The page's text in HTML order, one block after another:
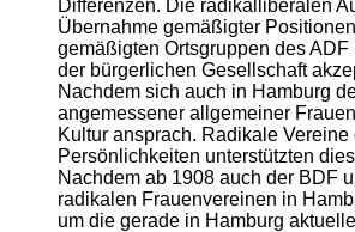
Differenzen. Die radikalliberalen
Übernahme gemäßigter
gemäßigten Ortsgruppen des
der bürgerlichen Gesellschaft
Nachdem sich auch in Hamburg
angemessener allgemeiner
Kultur ansprach. Radikale
Persönlichkeiten unterstützten
Nachdem ab 1908 auch der BDF
radikalen Frauenvereinen in
um die gerade in Hamburg